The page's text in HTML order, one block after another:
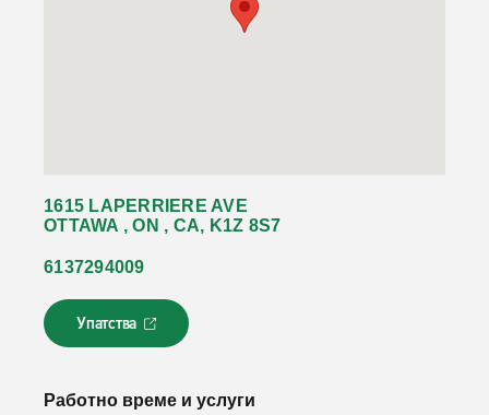
1615 LAPERRIERE AVE
OTTAWA , ON , CA, K1Z 8S7
6137294009
Упатства
Л
и
к
Работно време и услуги